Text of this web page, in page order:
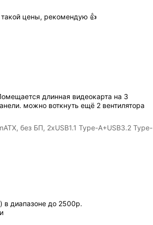
цены, рекомендую 👍
длинная видеокарта на 3
можно воткнуть ещё 2 вентилятора
без БП, 2xUSB1.1 Type-A+USB3.2 Type-
в диапазоне до 2500р.